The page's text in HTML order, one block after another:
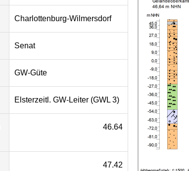
Charlottenburg-Wilmersdorf
Senat
GW-Güte
Elsterzeitl. GW-Leiter (GWL 3)
46.64
47.42